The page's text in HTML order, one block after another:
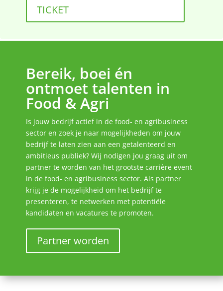
TICKET
Bereik, boei én
ontmoet talenten in
Food & Agri
Is jouw bedrijf actief in de food- en agribusiness
sector en zoek je naar mogelijkheden om jouw
bedrijf te laten zien aan een getalenteerd en
ambitieus publiek? Wij nodigen jou graag uit om
partner te worden van het grootste carrière event
in de food- en agribusiness sector. Als partner
krijg je de mogelijkheid om het bedrijf te
presenteren, te netwerken met potentiële
kandidaten en vacatures te promoten.
Partner worden